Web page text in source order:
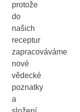
protože
do
našich
receptur
zapracováváme
nové
vědecké
poznatky
a